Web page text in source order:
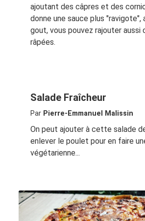
ajoutant des câpres et des
donne une sauce plus "ravigote",
gout, vous pouvez rajouter
râpées.
Salade Fraîcheur
Par Pierre-Emmanuel Malissin
On peut ajouter à cette salade
enlever le poulet pour en faire
végétarienne...